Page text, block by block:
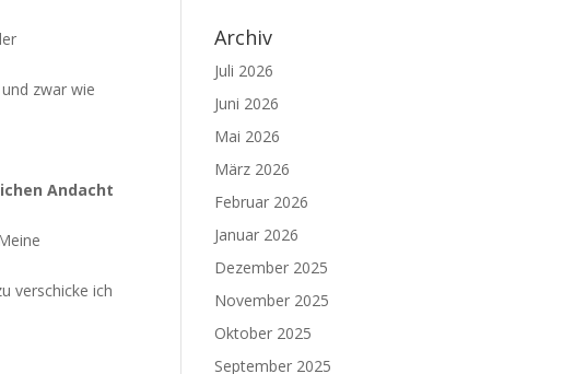
zwar wie
Andacht
verschicke ich
Archiv
Juli 2026
Juni 2026
Mai 2026
März 2026
Februar 2026
Januar 2026
Dezember 2025
November 2025
Oktober 2025
September 2025